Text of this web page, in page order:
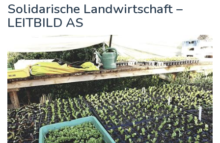
Solidarische Landwirtschaft –
LEITBILD AS